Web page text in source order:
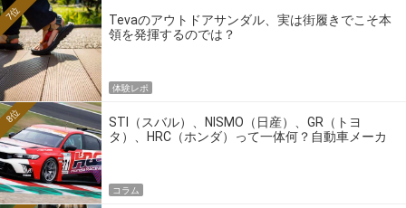
Tevaのアウトドアサンダル、実は街履きでこそ本
領を発揮するのでは？
7位
体験レポ
STI（スバル）、NISMO（日産）、GR（トヨ
タ）、HRC（ホンダ）って一体何？自動車メーカ
8位
コラム